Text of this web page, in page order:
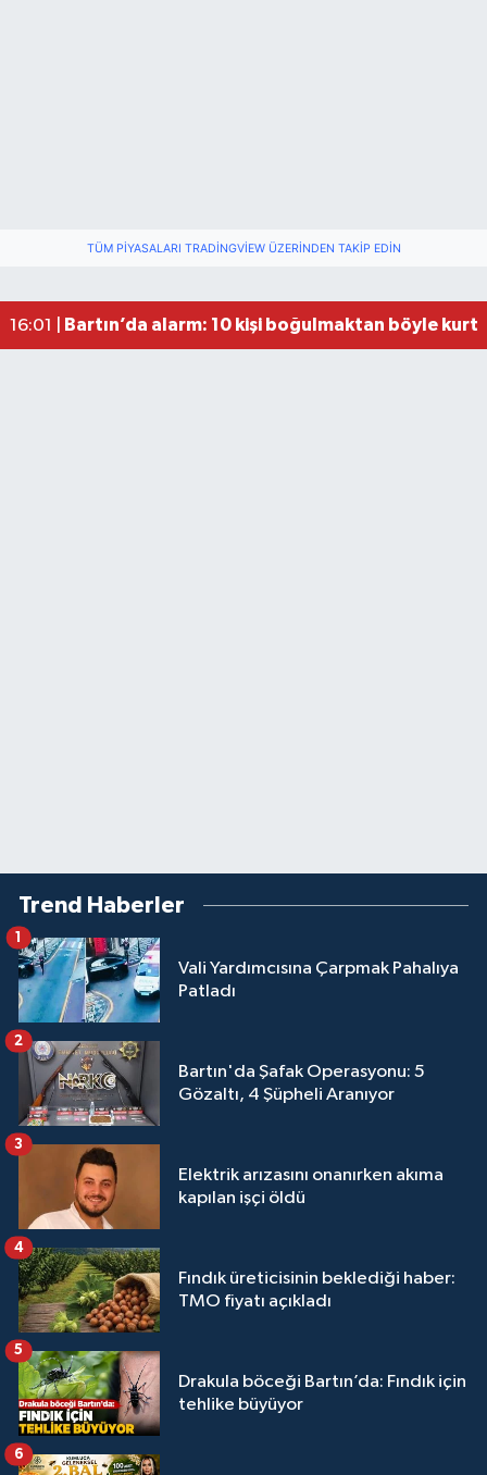
TÜM PIYASALARI TRADINGVIEW ÜZERINDEN TAKIP EDIN
22:47 |Festivalde at yarışında kaza: 2 at öldü, 1 jokey
Trend Haberler
Vali Yardımcısına Çarpmak Pahalıya
Patladı
1
Bartın'da Şafak Operasyonu: 5
Gözaltı, 4 Şüpheli Aranıyor
2
Elektrik arızasını onanırken akıma
kapılan işçi öldü
3
Fındık üreticisinin beklediği haber:
TMO fiyatı açıkladı
4
Drakula böceği Bartın’da: Fındık için
tehlike büyüyor
5
6